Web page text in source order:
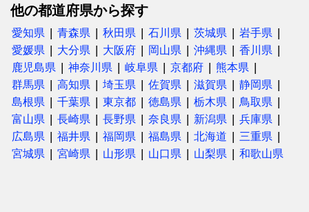
他の都道府県から探す
愛知県 青森県 秋田県 石川県 茨城県
岩手県
愛媛県
大分県 大阪府 岡山県 沖縄県
香川県
鹿児島県
神奈川県 岐阜県 京都府
熊本県
群馬県
高知県 埼玉県 佐賀県 滋賀県
静岡県
島根県
千葉県 東京都 徳島県 栃木県
鳥取県
富山県
長崎県 長野県 奈良県 新潟県
兵庫県
広島県
福井県 福岡県 福島県 北海道
三重県
宮城県
宮崎県 山形県 山口県 山梨県 和歌山県